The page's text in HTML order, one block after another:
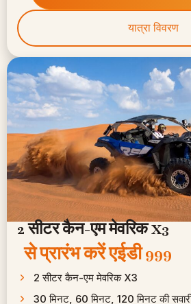
यात्रा विवरण
2 सीटर कैन-एम मेवरिक X3
से प्रारंभ करेंएईडी 999 ​
2 सीटर कैन-एम मेवरिक X3
30 मिनट, 60 मिनट, 120 मिनट की